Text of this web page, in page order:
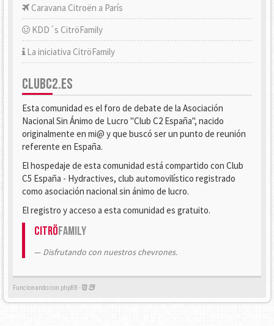
Caravana Citroën a París
KDD´s CitröFamily
La iniciativa CitröFamily
CLUBC2.ES
Esta comunidad es el foro de debate de la Asociación
Nacional Sin Ánimo de Lucro "Club C2 España", nacido
originalmente en mi@ y que buscó ser un punto de reunión
referente en España.
El hospedaje de esta comunidad está compartido con Club
C5 España - Hydractives, club automovilístico registrado
como asociación nacional sin ánimo de lucro.
El registro y acceso a esta comunidad es gratuito.
CitröFamily
Disfrutando con nuestros chevrones.
Funcionando con phpBB -